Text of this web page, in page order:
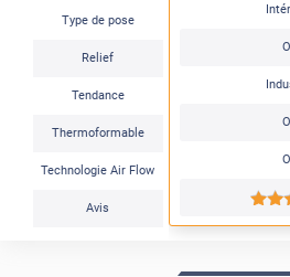
Type de pose
Relief
Tendance
Thermoformable
Technologie Air Flow
Avis